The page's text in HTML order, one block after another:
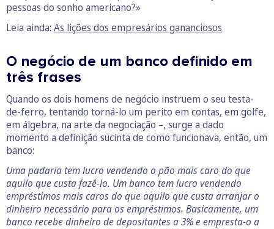
pessoas do sonho americano?»
Leia ainda: As lições dos empresários gananciosos
O negócio de um banco definido em
três frases
Quando os dois homens de negócio instruem o seu testa-
de-ferro, tentando torná-lo um perito em contas, em golfe,
em álgebra, na arte da negociação –, surge a dado
momento a definição sucinta de como funcionava, então, um
banco:
Uma padaria tem lucro vendendo o pão mais caro do que
aquilo que custa fazê-lo. Um banco tem lucro vendendo
empréstimos mais caros do que aquilo que custa arranjar o
dinheiro necessário para os empréstimos. Basicamente, um
banco recebe dinheiro de depositantes a 3% e empresta-o a